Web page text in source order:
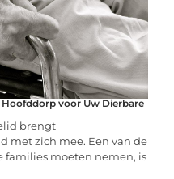
voor Uw Dierbare
brengt
met zich mee. Een van de
families moeten nemen, is